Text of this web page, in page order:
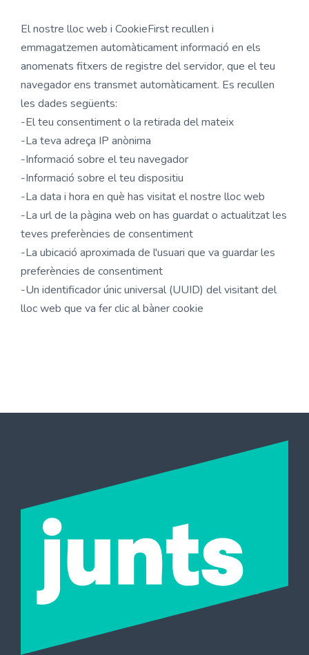
El nostre lloc web i CookieFirst recullen i
emmagatzemen automàticament informació en els
anomenats fitxers de registre del servidor, que el teu
navegador ens transmet automàticament. Es recullen
les dades següents:
-El teu consentiment o la retirada del mateix
-La teva adreça IP anònima
-Informació sobre el teu navegador
-Informació sobre el teu dispositiu
-La data i hora en què has visitat el nostre lloc web
-La url de la pàgina web on has guardat o actualitzat les
teves preferències de consentiment
-La ubicació aproximada de l'usuari que va guardar les
preferències de consentiment
-Un identificador únic universal (UUID) del visitant del
lloc web que va fer clic al bàner cookie